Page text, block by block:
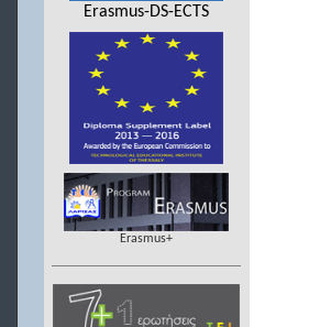
Erasmus-DS-ECTS
Erasmus+